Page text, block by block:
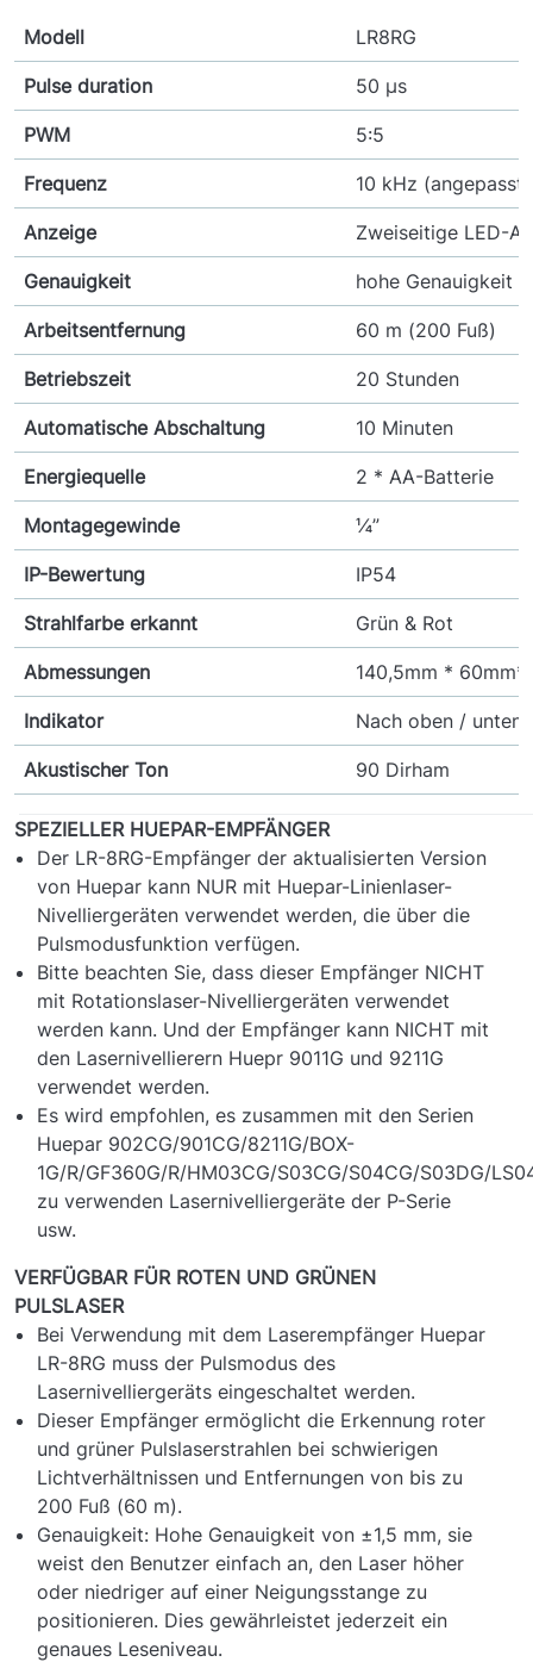
Modell LR8RG
Pulse duration 50 μs
PWM 5:5
Frequenz 10 kHz
Anzeige Zweiseitige LED-
Genauigkeit hohe Genauigkeit
Arbeitsentfernung 60 m (200 Fuß)
Betriebszeit 20 Stunden
Automatische Abschaltung 10 Minuten
Energiequelle 2 * AA-Batterie
Montagegewinde ¼”
IP-Bewertung IP54
Strahlfarbe erkannt Grün & Rot
Abmessungen 140,5mm * 60mm*
Indikator Nach oben / unten
Akustischer Ton 90 Dirham
SPEZIELLER HUEPAR-EMPFÄNGER
Der LR-8RG-Empfänger der aktualisierten Version
von Huepar kann NUR mit Huepar-Linienlaser-
Nivelliergeräten verwendet werden, die über die
Pulsmodusfunktion verfügen.
Bitte beachten Sie, dass dieser Empfänger NICHT
mit Rotationslaser-Nivelliergeräten verwendet
werden kann. Und der Empfänger kann NICHT mit
den Lasernivellierern Huepr 9011G und 9211G
verwendet werden.
Es wird empfohlen, es zusammen mit den Serien
Huepar 902CG/901CG/8211G/BOX-
1G/R/GF360G/R/HM03CG/S03CG/S04CG/S03DG/
zu verwenden Lasernivelliergeräte der P-Serie
usw.
VERFÜGBAR FÜR ROTEN UND GRÜNEN
PULSLASER
Bei Verwendung mit dem Laserempfänger Huepar
LR-8RG muss der Pulsmodus des
Lasernivelliergeräts eingeschaltet werden.
Dieser Empfänger ermöglicht die Erkennung roter
und grüner Pulslaserstrahlen bei schwierigen
Lichtverhältnissen und Entfernungen von bis zu
200 Fuß (60 m).
Genauigkeit: Hohe Genauigkeit von ±1,5 mm, sie
weist den Benutzer einfach an, den Laser höher
oder niedriger auf einer Neigungsstange zu
positionieren. Dies gewährleistet jederzeit ein
genaues Leseniveau.